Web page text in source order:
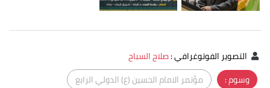
التصوير الفوتوغرافي:صلاح السباح
وسوم :
مؤتمر الامام الحسين (ع) الدولي الرابع